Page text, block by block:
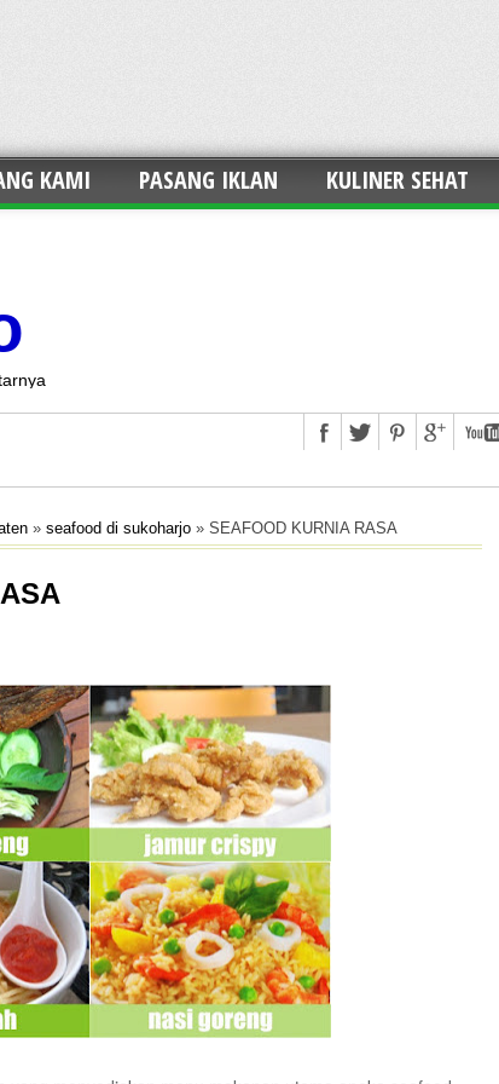
KAMI PASANG IKLAN KULINER SEHAT
» seafood di sukoharjo » SEAFOOD KURNIA RASA